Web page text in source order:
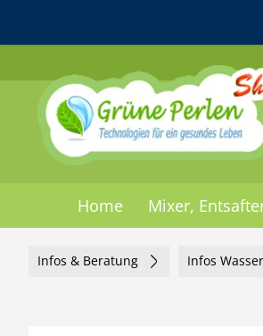
Home Mixer,
Infos & Beratung Infos